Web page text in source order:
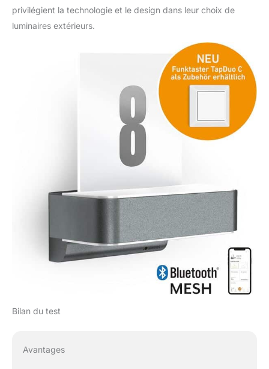
privilégient la technologie et le design dans leur choix de
luminaires extérieurs.
Bilan du test
Avantages